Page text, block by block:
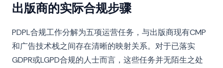
出版商的实际合规步骤
PDPL合规工作分解为五项运营任务，与出版商现有CMP
和广告技术栈之间存在清晰的映射关系。对于已落实
GDPR或LGPD合规的人士而言，这些任务并无陌生之处